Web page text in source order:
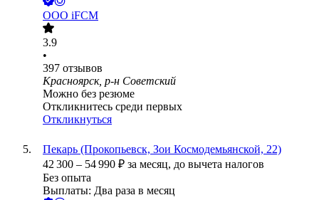
ООО iFCM
3.9
•
397 отзывов
Красноярск, р-н Советский
Можно без резюме
Откликнитесь среди первых
Откликнуться
Пекарь (Прокопьевск, Зои Космодемьянской, 22)
42 300 – 54 990 ₽ за месяц, до вычета налогов
Без опыта
Выплаты: Два раза в месяц